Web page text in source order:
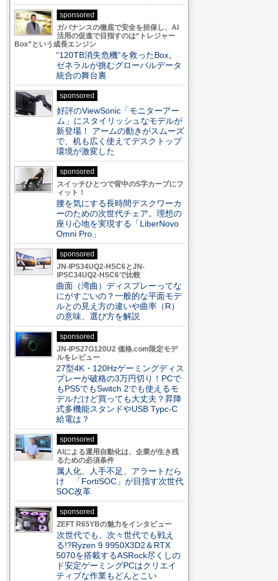
sponsored
ガバナンスの徹底で安全を担保し、AI
活用の促進で目指すのは“トレジャー
Box”という成長エンジン
“120TB消失危機”を救ったBox。
ゼネラルが挑むグローバルデータ
統合の舞台裏
sponsored
好評のViewSonic「モニターアー
ム」にスタイリッシュなモデルが
新登場！ アームの動きがスムーズ
で、机も広く使えてデスクトップ
環境が激変した
sponsored
スイッチひとつで背中のS字カーブにフ
ィット！
腰を気にする長時間デスクワーカ
ーのための次世代チェア。理想の
座り心地を実現する「LiberNovo
Omni Pro」
sponsored
JN-IPS34UQ2-HSC6とJN-
IPSC34UQ2-HSC6で比較
曲面（湾曲）ディスプレーってな
にがすごいの？一般的な平面モデ
ルとの見え方の違いや曲率（R）
の意味、選び方を解説
sponsored
JN-IPS27G120U2 価格.com限定モデ
ルをレビュー
27型4K・120Hzゲーミングディス
プレーが破格の3万円切り！PCで
もPS5でもSwitch 2でも使えるモ
デルだけど買っても大丈夫？昇降
式多機能スタンドやUSB Typc-C
給電は？
sponsored
AIによる運用自動化は、企業が生き残
るための必須条件
属人化、人手不足、アラートだら
け 「FortiSOC」が目指す次世代
SOC改革
sponsored
ZEFT R65YBの魅力をインタビュー
次世代でも、次々世代でも戦え
る!?Ryzen 9 9950X3D2＆RTX
5070を搭載するASRock尽くしの
ド安定ゲーミングPCはクリエイ
ティブな作業もどんとこい